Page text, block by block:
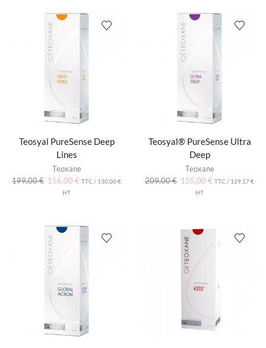
Teosyal PureSense Deep
Lines
Teoxane
199,00€ 156,00 € TTC / 130,00€
HT
Teosyal® PureSense Ultra
Deep
Teoxane
209,00€ 155,00 € TTC / 129,17€
HT